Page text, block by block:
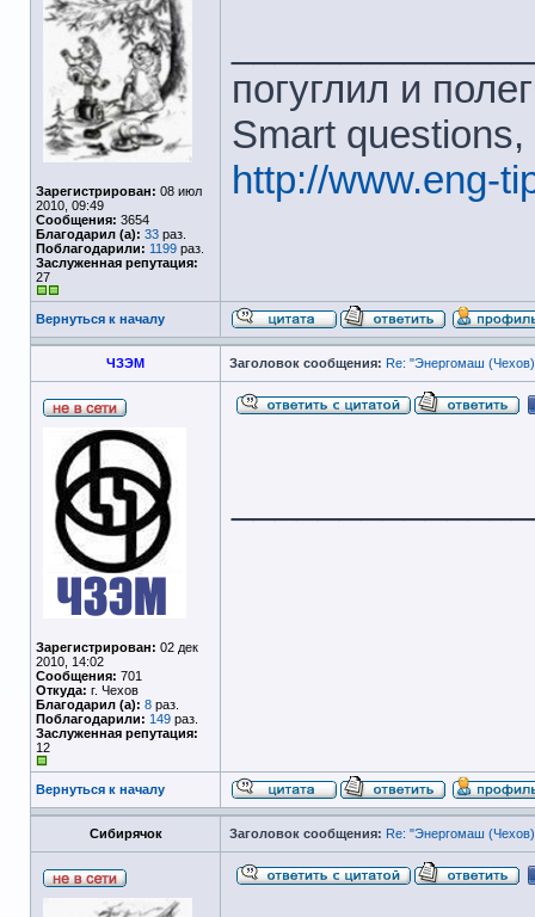
Зарегистрирован: 08 июл
2010, 09:49
Сообщения: 3654
Благодарил (а): 33 раз.
Поблагодарили: 1199 раз.
Заслуженная репутация:
27
погуглил и
Smart
http://www.eng-
Вернуться к началу
ЧЗЭМ Заголовок сообщения: Re: "Энергомаш
Зарегистрирован: 02 дек
2010, 14:02
Сообщения: 701
Откуда: г. Чехов
Благодарил (а): 8 раз.
Поблагодарили: 149 раз.
Заслуженная репутация:
12
Вернуться к началу
Сибирячок Заголовок сообщения: Re: "Энергомаш